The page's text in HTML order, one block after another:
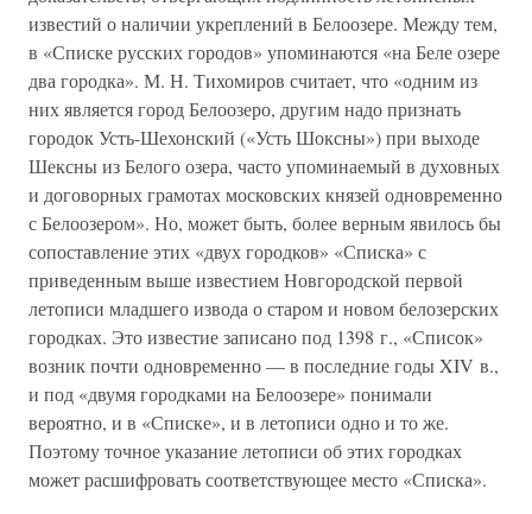
известий о наличии укреплений в Белоозере. Между тем,
в «Списке русских городов» упоминаются «на Беле озере
два городка». М. Н. Тихомиров считает, что «одним из
них является город Белоозеро, другим надо признать
городок Усть-Шехонский («Усть Шоксны») при выходе
Шексны из Белого озера, часто упоминаемый в духовных
и договорных грамотах московских князей одновременно
с Белоозером». Но, может быть, более верным явилось бы
сопоставление этих «двух городков» «Списка» с
приведенным выше известием Новгородской первой
летописи младшего извода о старом и новом белозерских
городках. Это известие записано под 1398 г., «Список»
возник почти одновременно — в последние годы XIV в.,
и под «двумя городками на Белоозере» понимали
вероятно, и в «Списке», и в летописи одно и то же.
Поэтому точное указание летописи об этих городках
может расшифровать соответствующее место «Списка».